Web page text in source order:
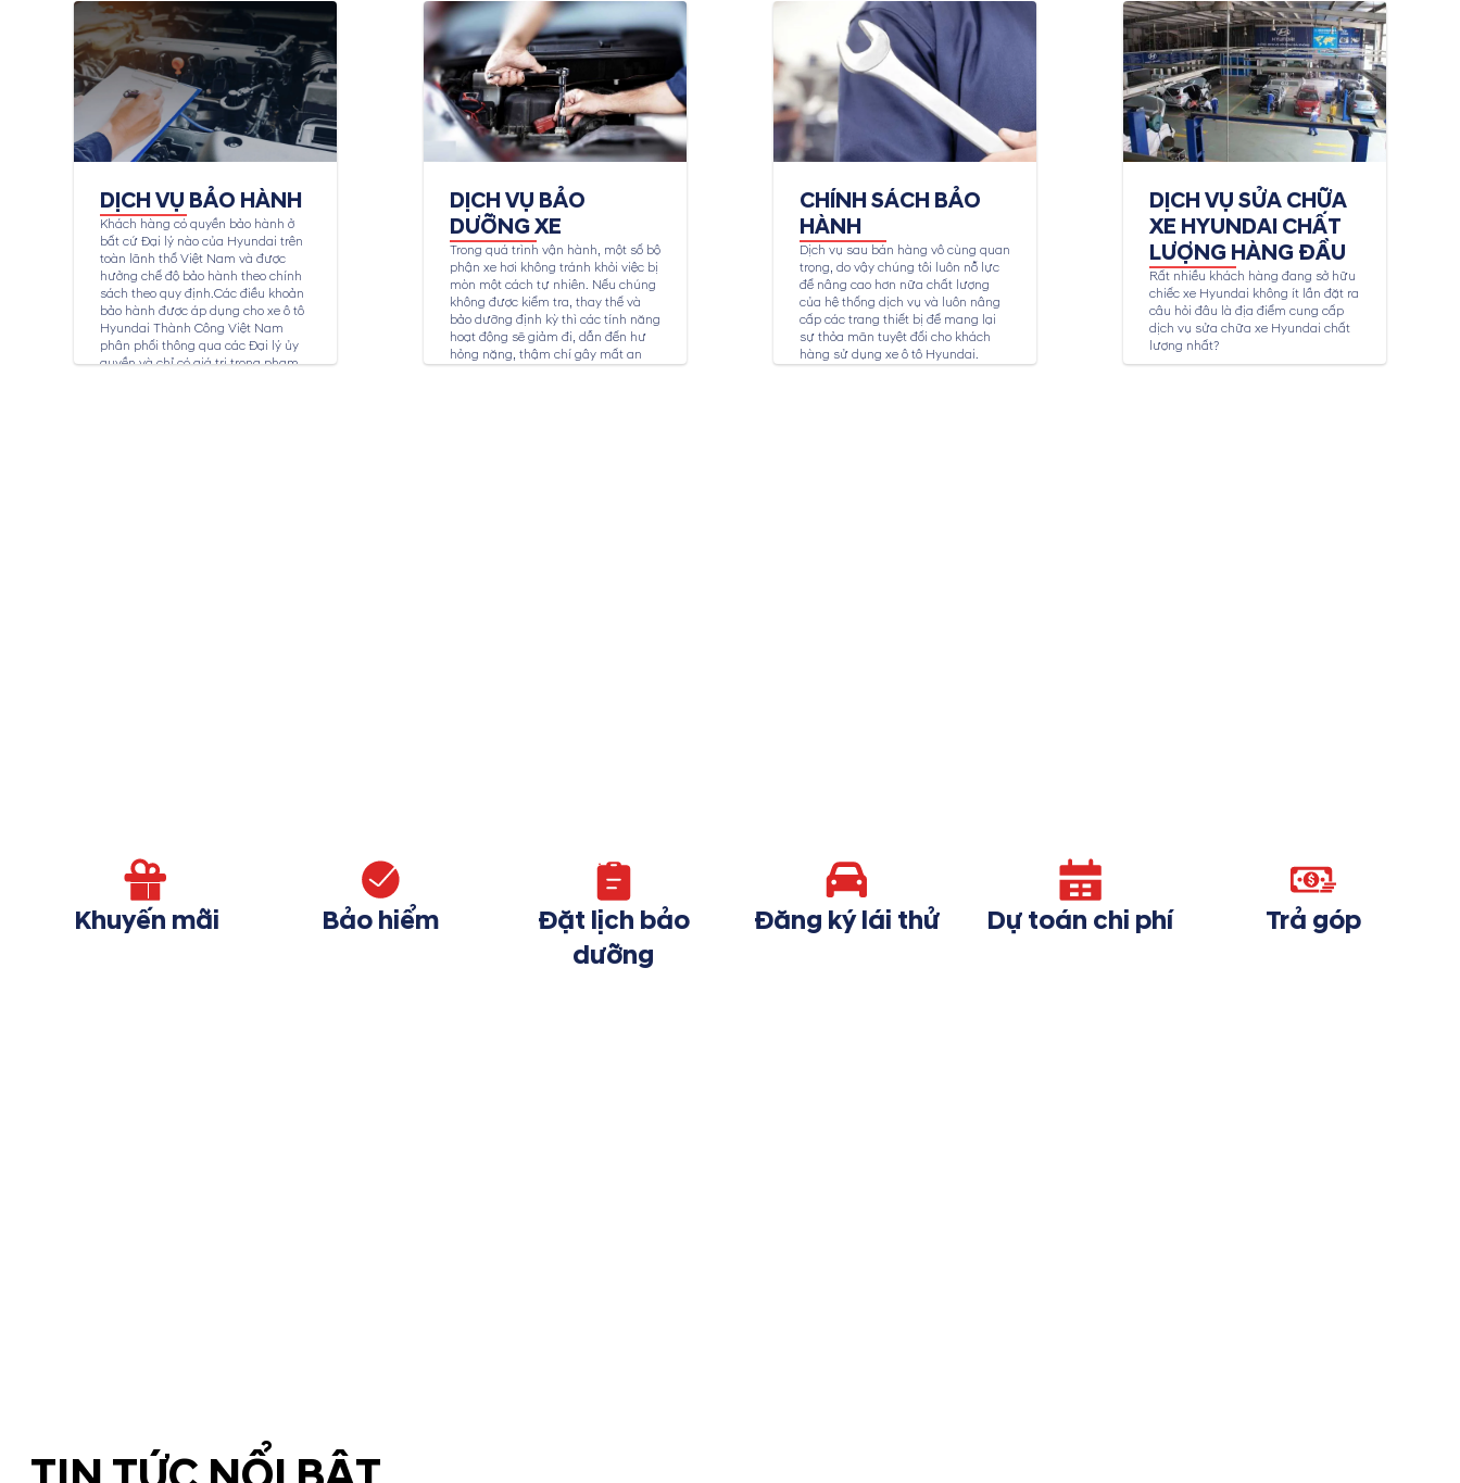
DỊCH VỤ BẢO HÀNH
Khách hàng có quyền bảo hành ở
bất cứ Đại lý nào của Hyundai trên
toàn lãnh thổ Việt Nam và được
hưởng chế độ bảo hành theo chính
sách theo quy định.Các điều khoản
bảo hành được áp dụng cho xe ô tô
Hyundai Thành Công Việt Nam
phân phối thông qua các Đại lý ủy
quyền và chỉ có giá trị trong phạm
DỊCH VỤ BẢO
DƯỠNG XE
Trong quá trình vận hành, một số bộ
phận xe hơi không tránh khỏi việc bị
mòn một cách tự nhiên. Nếu chúng
không được kiểm tra, thay thế và
bảo dưỡng định kỳ thì các tính năng
hoạt động sẽ giảm đi, dẫn đến hư
hỏng nặng, thậm chí gây mất an
CHÍNH SÁCH BẢO
HÀNH
Dịch vụ sau bán hàng vô cùng quan
trọng, do vậy chúng tôi luôn nỗ lực
để nâng cao hơn nữa chất lượng
của hệ thống dịch vụ và luôn nâng
cấp các trang thiết bị để mang lại
sự thỏa mãn tuyệt đối cho khách
hàng sử dụng xe ô tô Hyundai.
DỊCH VỤ SỬA CHỮA
XE HYUNDAI CHẤT
LƯỢNG HÀNG ĐẦU
Rất nhiều khách hàng đang sở hữu
chiếc xe Hyundai không ít lần đặt ra
câu hỏi đâu là địa điểm cung cấp
dịch vụ sửa chữa xe Hyundai chất
lượng nhất?
Khuyến mãi Bảo hiểm
Đặt lịch bảo
dưỡng
Đăng ký lái thử Dự toán chi phí Trả góp